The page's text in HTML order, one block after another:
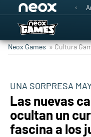
Neox Games » Cultura
UNA SORPRESA
Las nuevas
ocultan un
fascina a los